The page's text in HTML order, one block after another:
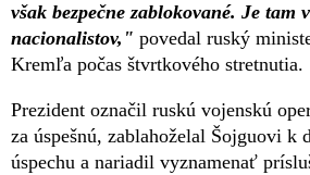
však bezpečne zablokované. Je tam
nacionalistov," povedal ruský
Kremľa počas štvrtkového stretnutia.
Prezident označil ruskú vojenskú
za úspešnú, zablahoželal Šojguovi k
úspechu a nariadil vyznamenať